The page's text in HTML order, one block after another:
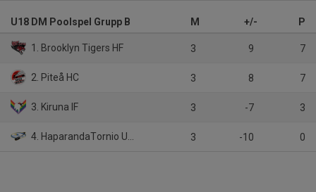
U18 DM Poolspel Grupp B M +/- P
1. Brooklyn Tigers HF 3 9 7
2. Piteå HC 3 8 7
3. Kiruna IF 3 -7 3
4. HaparandaTornio UHC 3 -10 0